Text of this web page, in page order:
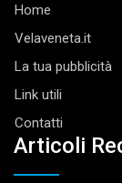
Home
Velaveneta.it
La tua pubblicità
Link utili
Contatti
Articoli